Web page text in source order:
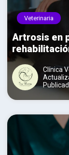
Veterinaria
Artrosis en
movilidad
Clínica